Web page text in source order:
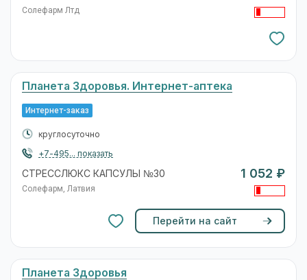
Солефарм Лтд
Планета Здоровья. Интернет-аптека
Интернет-заказ
круглосуточно
+7-495... показать
СТРЕССЛЮКС КАПСУЛЫ №30
Солефарм, Латвия
1 052 ₽
Перейти на сайт
Планета Здоровья